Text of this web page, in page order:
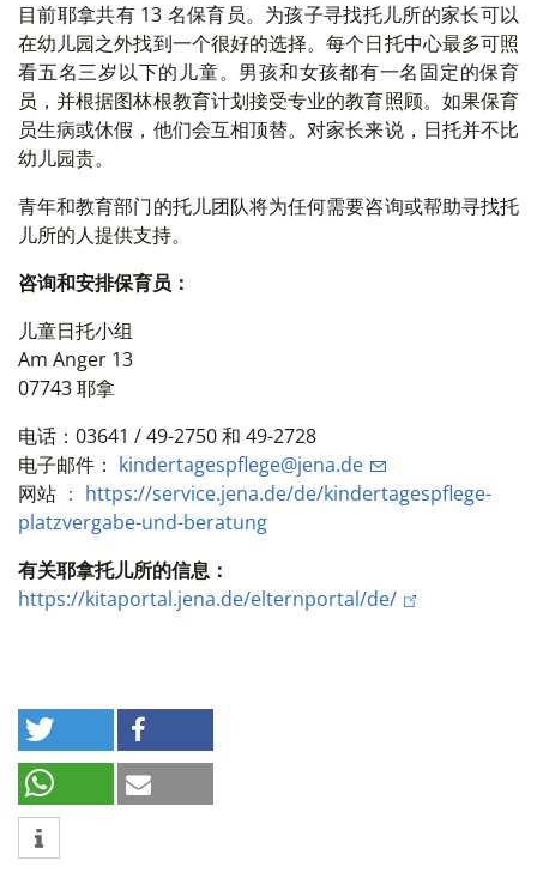
目前耶拿共有 13 名保育员。为孩子寻找托儿所的家长可以
在幼儿园之外找到一个很好的选择。每个日托中心最多可照
看五名三岁以下的儿童。男孩和女孩都有一名固定的保育
员，并根据图林根教育计划接受专业的教育照顾。如果保育
员生病或休假，他们会互相顶替。对家长来说，日托并不比
幼儿园贵。
青年和教育部门的托儿团队将为任何需要咨询或帮助寻找托
儿所的人提供支持。
咨询和安排保育员：
儿童日托小组
Am Anger 13
07743 耶拿
电话：03641 / 49-2750 和 49-2728
电子邮件： kindertagespflege@jena.de
网站 ： https://service.jena.de/de/kindertagespflege-
platzvergabe-und-beratung
有关耶拿托儿所的信息：
https://kitaportal.jena.de/elternportal/de/